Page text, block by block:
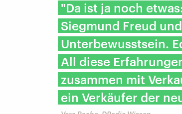
"Da ist ja noch
Siegmund Freud
Unterbewusstsein.
All diese
zusammen mit
ein Verkäufer der